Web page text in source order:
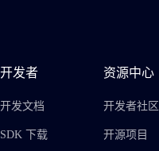
开发者
开发文档
SDK 下载
资源中心
开发者社区
开源项目